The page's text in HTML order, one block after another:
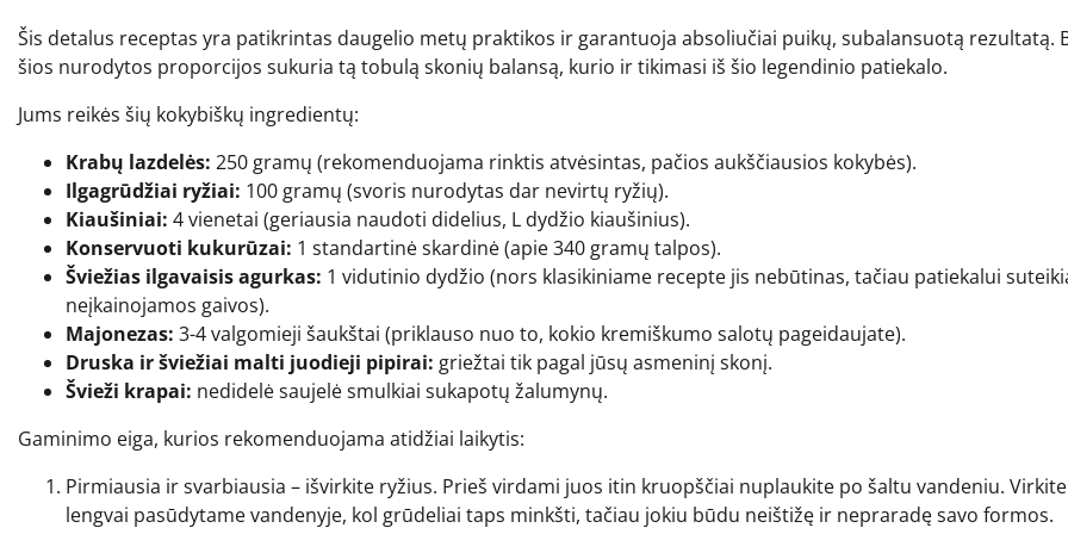
Šis detalus receptas yra patikrintas daugelio metų praktikos ir garantuoja absoliučiai puikų, subalansuotą rezultatą.
šios nurodytos proporcijos sukuria tą tobulą skonių balansą, kurio ir tikimasi iš šio legendinio patiekalo.
Jums reikės šių kokybiškų ingredientų:
Krabų lazdelės: 250 gramų (rekomenduojama rinktis atvėsintas, pačios aukščiausios kokybės).
Ilgagrūdžiai ryžiai: 100 gramų (svoris nurodytas dar nevirtų ryžių).
Kiaušiniai: 4 vienetai (geriausia naudoti didelius, L dydžio kiaušinius).
Konservuoti kukurūzai: 1 standartinė skardinė (apie 340 gramų talpos).
Šviežias ilgavaisis agurkas: 1 vidutinio dydžio (nors klasikiniame recepte jis nebūtinas, tačiau patiekalui
neįkainojamos gaivos).
Majonezas: 3-4 valgomieji šaukštai (priklauso nuo to, kokio kremiškumo salotų pageidaujate).
Druska ir šviežiai malti juodieji pipirai: griežtai tik pagal jūsų asmeninį skonį.
Švieži krapai: nedidelė saujelė smulkiai sukapotų žalumynų.
Gaminimo eiga, kurios rekomenduojama atidžiai laikytis:
Pirmiausia ir svarbiausia – išvirkite ryžius. Prieš virdami juos itin kruopščiai nuplaukite po šaltu vandeniu. Virkite
lengvai pasūdytame vandenyje, kol grūdeliai taps minkšti, tačiau jokiu būdu neištižę ir nepraradę savo formos.